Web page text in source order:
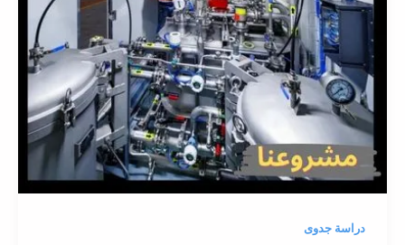
دراسة جدوى